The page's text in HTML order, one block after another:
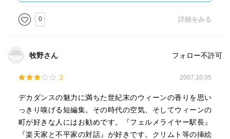
0 詳細をみる
牧野さん フォロー不許可
3 2007.10.05
デカダンスの魅力に満ちた世紀末のウィーンの香りを思い
っきり嗅げる短編集。その時代の空気、そしてウィーンの
町が好きな人にはお勧めです。『フェルメライヤー駅長』
『楽天家と不平家の対話』が好きです。クリムト等の挿絵